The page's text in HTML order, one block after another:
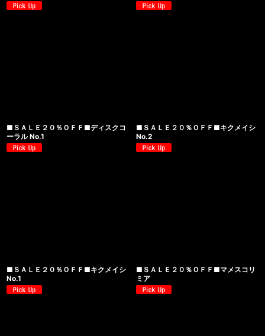
■ＳＡＬＥ２０％ＯＦＦ■ディスクコ
ーラル No.1
■ＳＡＬＥ２０％ＯＦＦ■キクメイシ
No.2
■ＳＡＬＥ２０％ＯＦＦ■キクメイシ
No.1
■ＳＡＬＥ２０％ＯＦＦ■マメスコリ
ミア